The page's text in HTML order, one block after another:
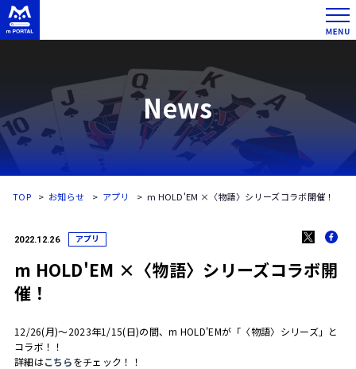
News
TOP お知らせ アプリ m HOLD'EM ×〈物語〉シリーズコラボ開催！
2022.12.26 アプリ
m HOLD'EM ×〈物語〉シリーズコラボ開
催！
12/26(月)～2023年1/15(日)の間、m HOLD'EMが「〈物語〉シリーズ」と
コラボ！！
詳細はこちらをチェック！！